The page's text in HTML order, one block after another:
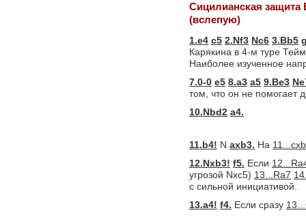
Сицилианская защита
(вслепую)
1.e4 c5 2.Nf3 Nc6 3.Bb5
Карякина в 4-м туре
Наиболее изученное
7.0-0 e5 8.a3 a5 9.Be3
том, что он не помогает
10.Nbd2 a4.
11.b4! N axb3. На
12.Nxb3! f5. Если
угрозой Nxc5) 13...Ra7
с сильной инициативой.
13.a4! f4. Если сразу